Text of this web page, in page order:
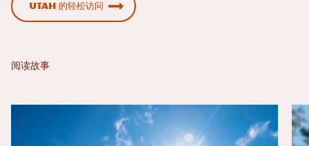
Utah 的轻松访问
阅读故事